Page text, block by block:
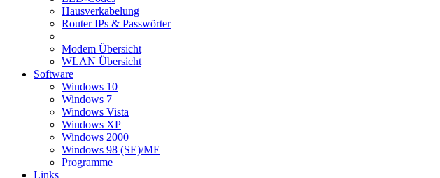
Hausverkabelung
Router IPs & Passwörter
Modem Übersicht
WLAN Übersicht
Software
Windows 10
Windows 7
Windows Vista
Windows XP
Windows 2000
Windows 98 (SE)/ME
Programme
Links